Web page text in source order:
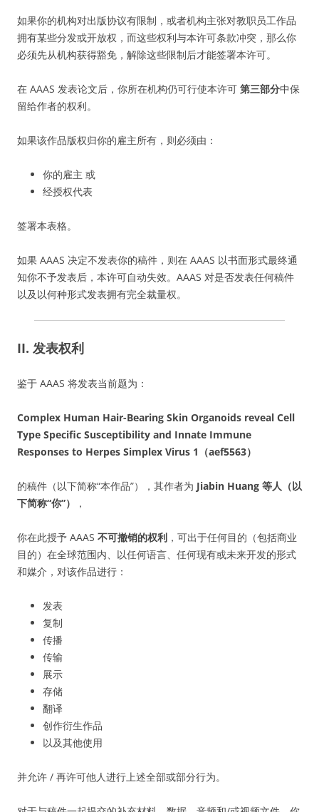
如果你的机构对出版协议有限制，或者机构主张对教职员工作品
拥有某些分发或开放权，而这些权利与本许可条款冲突，那么你
必须先从机构获得豁免，解除这些限制后才能签署本许可。
在 AAAS 发表论文后，你所在机构仍可行使本许可 第三部分中保
留给作者的权利。
如果该作品版权归你的雇主所有，则必须由：
你的雇主 或
经授权代表
签署本表格。
如果 AAAS 决定不发表你的稿件，则在 AAAS 以书面形式最终通
知你不予发表后，本许可自动失效。AAAS 对是否发表任何稿件
以及以何种形式发表拥有完全裁量权。
II. 发表权利
鉴于 AAAS 将发表当前题为：
Complex Human Hair-Bearing Skin Organoids reveal Cell
Type Specific Susceptibility and Innate Immune
Responses to Herpes Simplex Virus 1（aef5563）
的稿件（以下简称“本作品”），其作者为 Jiabin Huang 等人（以
下简称“你”）
，
你在此授予 AAAS 不可撤销的权利 ，可出于任何目的（包括商业
目的）在全球范围内、以任何语言、任何现有或未来开发的形式
和媒介，对该作品进行：
发表
复制
传播
传输
展示
存储
翻译
创作衍生作品
以及其他使用
并允许 / 再许可他人进行上述全部或部分行为。